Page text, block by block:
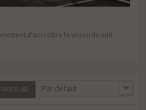
d'accroître la vision de nuit
Par défaut
(0)